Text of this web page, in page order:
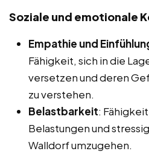
Soziale und emotionale
Empathie und
Fähigkeit, sich in die
versetzen und deren
zu verstehen.
Belastbarkeit:
Belastungen und
Walldorf umzugehen.